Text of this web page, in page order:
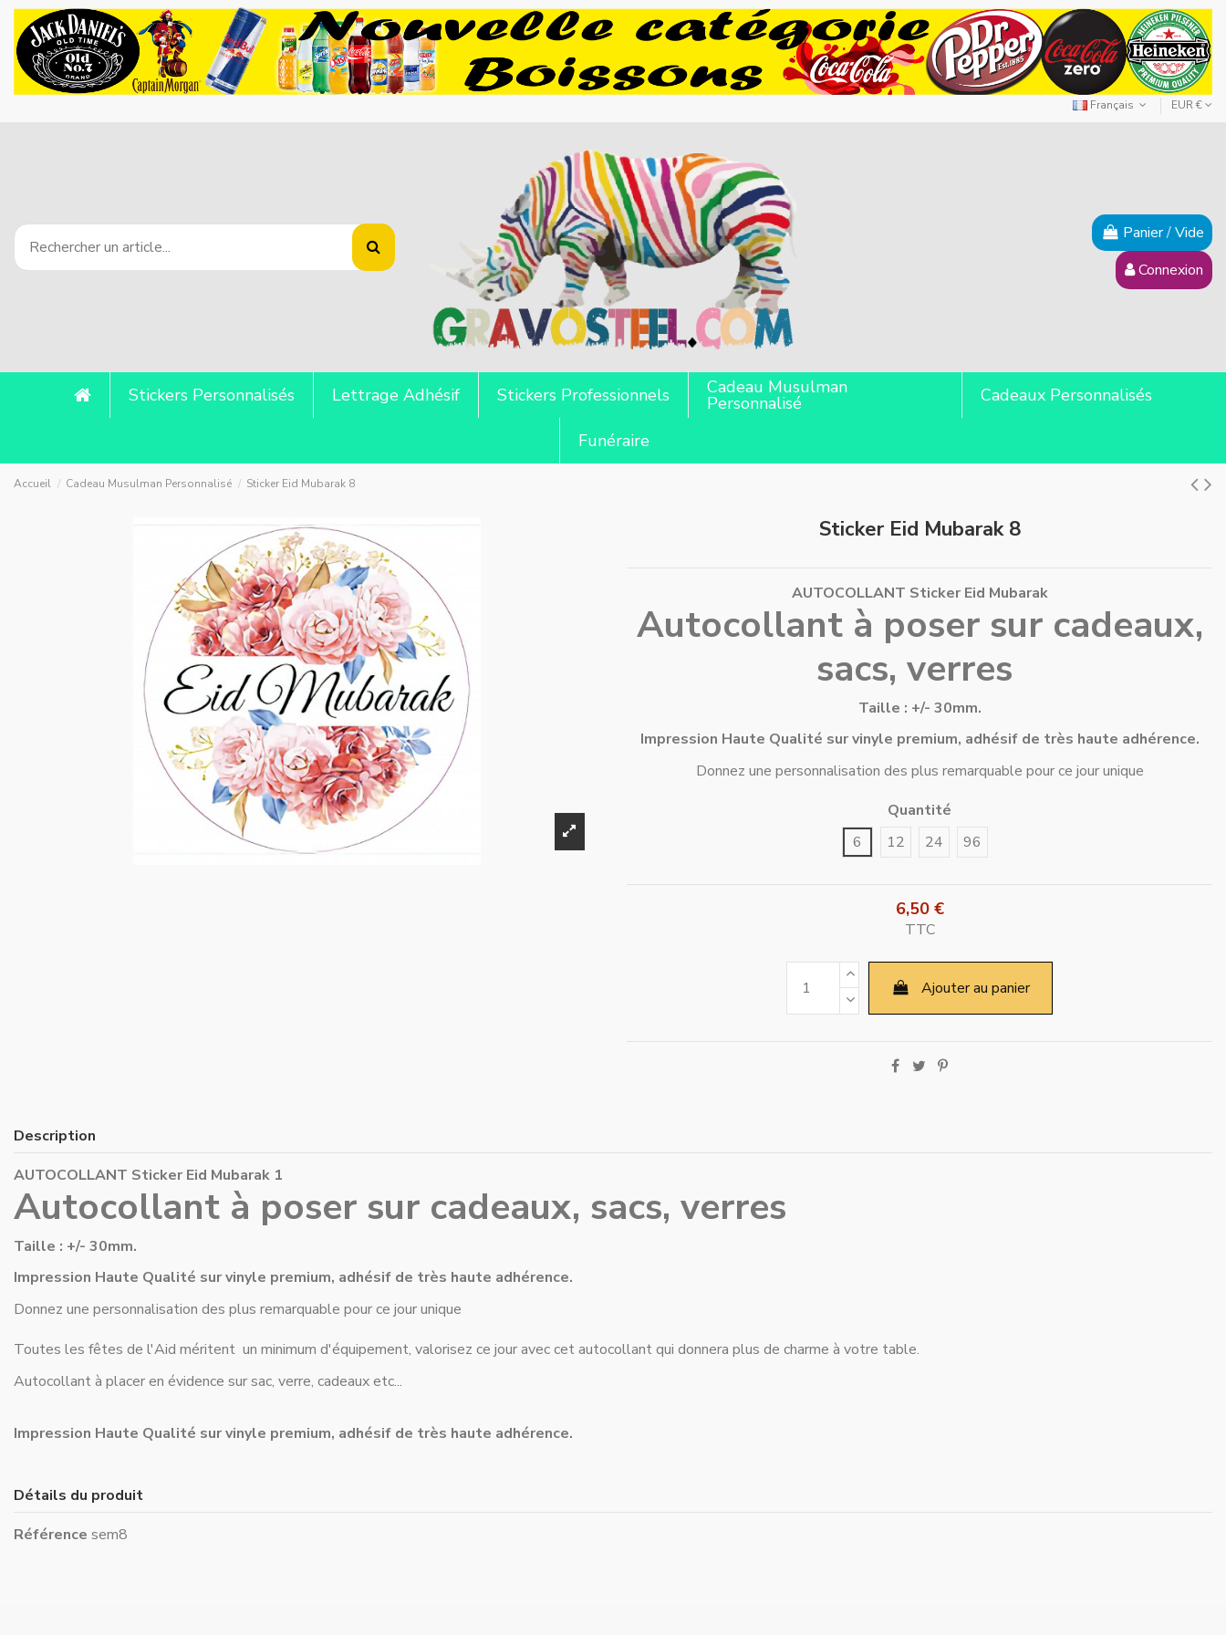
Français EUR €
Panier/Vide
Connexion
Stickers Personnalisés Lettrage Adhésif Stickers Professionnels Cadeau Musulman
Personnalisé Cadeaux Personnalisés
Funéraire
Accueil Cadeau Musulman Personnalisé Sticker Eid Mubarak 8
Sticker Eid Mubarak 8
AUTOCOLLANT Sticker Eid Mubarak
Autocollant à poser sur cadeaux,
sacs, verres
Taille : +/- 30mm.
Impression Haute Qualité sur vinyle premium, adhésif de très haute adhérence.
Donnez une personnalisation des plus remarquable pour ce jour unique
Quantité
6
12 24 96
6,50 €
TTC
Ajouter au panier
Description
AUTOCOLLANT Sticker Eid Mubarak 1
Autocollant à poser sur cadeaux, sacs, verres
Taille : +/- 30mm.
Impression Haute Qualité sur vinyle premium, adhésif de très haute adhérence.
Donnez une personnalisation des plus remarquable pour ce jour unique
Toutes les fêtes de l'Aid méritent un minimum d'équipement, valorisez ce jour avec cet autocollant qui donnera plus de charme à votre table.
Autocollant à placer en évidence sur sac, verre, cadeaux etc...
Impression Haute Qualité sur vinyle premium, adhésif de très haute adhérence.
Détails du produit
Référence sem8